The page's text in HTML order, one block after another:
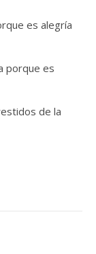
es alegría
porque es
de la